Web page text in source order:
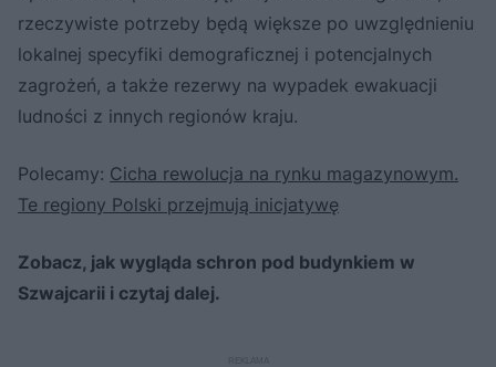
rzeczywiste potrzeby będą większe po uwzględnieniu
lokalnej specyfiki demograficznej i potencjalnych
zagrożeń, a także rezerwy na wypadek ewakuacji
ludności z innych regionów kraju.
Polecamy: Cicha rewolucja na rynku magazynowym.
Te regiony Polski przejmują inicjatywę
Zobacz, jak wygląda schron pod budynkiem w
Szwajcarii i czytaj dalej.